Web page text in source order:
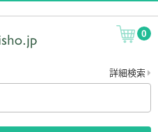
0
詳細検索